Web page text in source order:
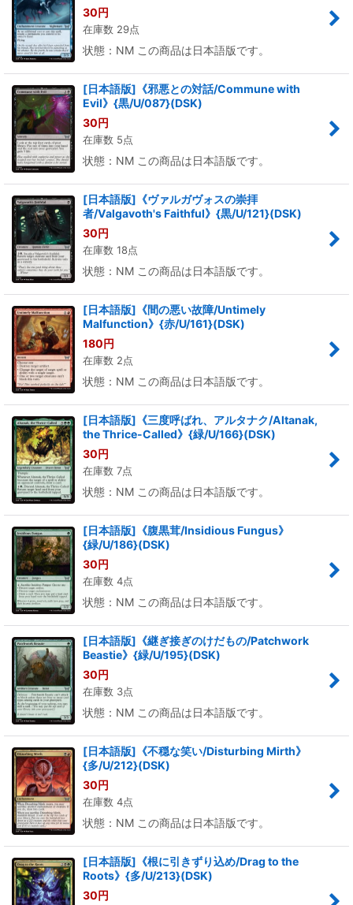
30円
在庫数 29点
状態：NM この商品は日本語版です。
[日本語版]《邪悪との対話/Commune with
Evil》{黒/U/087}(DSK)
30円
在庫数 5点
状態：NM この商品は日本語版です。
[日本語版]《ヴァルガヴォスの崇拝
者/Valgavoth's Faithful》{黒/U/121}(DSK)
30円
在庫数 18点
状態：NM この商品は日本語版です。
[日本語版]《間の悪い故障/Untimely
Malfunction》{赤/U/161}(DSK)
180円
在庫数 2点
状態：NM この商品は日本語版です。
[日本語版]《三度呼ばれ、アルタナク/Altanak,
the Thrice-Called》{緑/U/166}(DSK)
30円
在庫数 7点
状態：NM この商品は日本語版です。
[日本語版]《腹黒茸/Insidious Fungus》
{緑/U/186}(DSK)
30円
在庫数 4点
状態：NM この商品は日本語版です。
[日本語版]《継ぎ接ぎのけだもの/Patchwork
Beastie》{緑/U/195}(DSK)
30円
在庫数 3点
状態：NM この商品は日本語版です。
[日本語版]《不穏な笑い/Disturbing Mirth》
{多/U/212}(DSK)
30円
在庫数 4点
状態：NM この商品は日本語版です。
[日本語版]《根に引きずり込め/Drag to the
Roots》{多/U/213}(DSK)
30円